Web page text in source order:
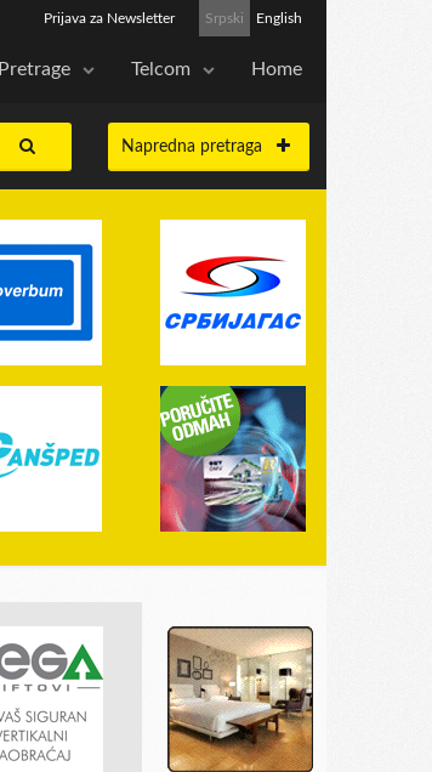
Srpski English
Prijava za Newsletter
Pretrage Telcom Home
Napredna pretraga